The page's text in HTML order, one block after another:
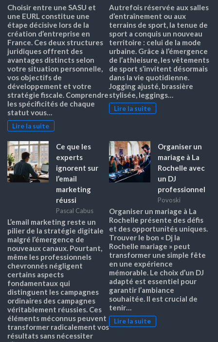
Choisir entre une SASU et
une EURL constitue une
étape décisive lors de la
création d’entreprise en
France. Ces deux structures
juridiques offrent des
avantages distincts selon
votre situation personnelle,
vos objectifs de
développement et votre
stratégie fiscale. Comprendre
les spécificités de chaque
statut vous…
Lire la suite
Autrefois réservée aux salles
d’entraînement ou aux
terrains de sport, la tenue de
sport a conquis un nouveau
territoire : celui de la mode
urbaine. Grâce à l’émergence
de l’athleisure, les vêtements
de sport s’invitent désormais
dans la vie quotidienne.
Jogging ajusté, brassière
stylisée, leggings…
Lire la suite
Ce que les
experts
ignorent sur
l’email
marketing
réussi
Pascal Cabus
L’email marketing reste un
pilier de la stratégie digitale
malgré l’émergence de
nouveaux canaux. Pourtant,
même les professionnels
chevronnés négligent
certains aspects
fondamentaux qui
distinguent les campagnes
ordinaires des campagnes
véritablement réussies. Ces
éléments méconnus peuvent
transformer radicalement vos
résultats sans nécessiter
Organiser un
mariage à La
Rochelle avec
un DJ
professionnel
Povoski
Organiser un mariage à La
Rochelle présente des défis
et des opportunités uniques.
Trouver le bon « Dj la
Rochelle mariage » peut
transformer une simple fête
en une expérience
mémorable. Le choix d’un DJ
adapté est essentiel pour
garantir l’ambiance
souhaitée. Il est crucial de
tenir…
Lire la suite